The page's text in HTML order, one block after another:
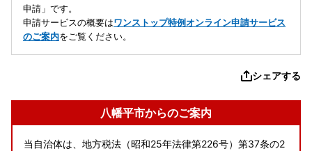
申請」です。
申請サービスの概要はワンストップ特例オンライン申請サービス
のご案内をご覧ください。
シェアする
八幡平市からのご案内
当自治体は、地方税法（昭和25年法律第226号）第37条の2